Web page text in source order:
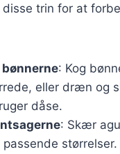
disse trin for at
bønnerne: Kog
eller dræn og
dåse.
: Skær
størrelser.